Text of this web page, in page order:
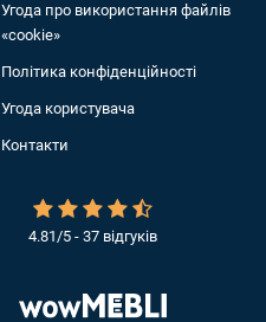
4.81/5 - 37 відгуків
Угода про використання файлів
«cookie»
Політика конфіденційності
Угода користувача
Контакти